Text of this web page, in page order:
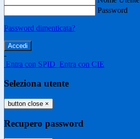
Password
Password dimenticata?
-
Entra con SPID Entra con CIE
Seleziona utente
button close ×
Recupero password